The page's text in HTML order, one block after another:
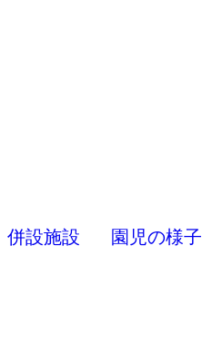
併設施設 園児の様子